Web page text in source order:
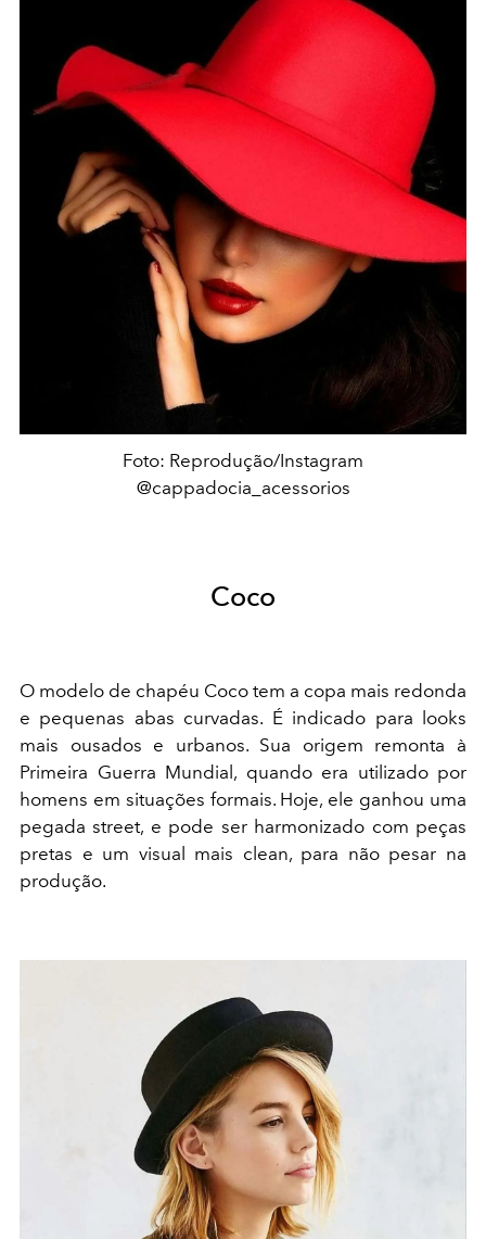
Foto: Reprodução/Instagram
@cappadocia_acessorios
Coco
O modelo de chapéu Coco tem a copa mais redonda
e pequenas abas curvadas. É indicado para looks
mais ousados e urbanos. Sua origem remonta à
Primeira Guerra Mundial, quando era utilizado por
homens em situações formais. Hoje, ele ganhou uma
pegada street, e pode ser harmonizado com peças
pretas e um visual mais clean, para não pesar na
produção.